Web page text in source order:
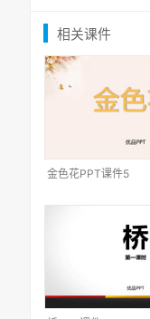
相关课件
金色花PPT课件5